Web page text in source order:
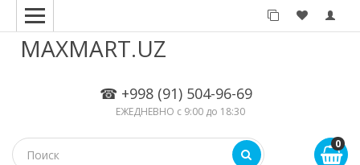
MAXMART.UZ
☎ +998 (91) 504-96-69
ЕЖЕДНЕВНО с 9:00 до 18:30
0